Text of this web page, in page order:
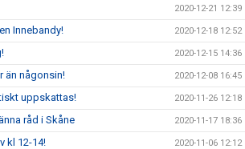
2020-12-21 12:39
Innebandy! 2020-12-18 12:52
2020-12-15 14:36
än någonsin! 2020-12-08 16:45
uppskattas! 2020-11-26 12:18
råd i Skåne 2020-11-17 18:36
kl 12-14! 2020-11-06 12:12